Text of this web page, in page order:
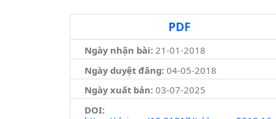
PDF
Ngày nhận bài: 21-01-2018
Ngày duyệt đăng:04-05-2018
Ngày xuất bản: 03-07-2025
DOI: